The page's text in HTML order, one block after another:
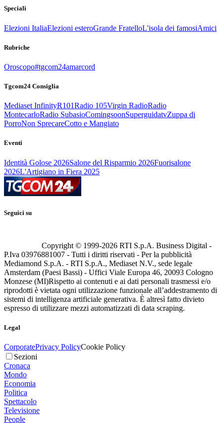
Speciali
Elezioni ItaliaElezioni esteroGrande FratelloL'isola dei famosiAmici
Rubriche
Oroscopo#tgcom24amarcord
Tgcom24 Consiglia
Mediaset InfinityR101Radio 105Virgin RadioRadio
MontecarloRadio SubasioComingsoonSuperguidatvZuppa di
PorroNon SprecareCotto e Mangiato
Eventi
Identità Golose 2026Salone del Risparmio 2026Fuorisalone
2026L'Artigiano in Fiera 2025
Seguici su
Copyright © 1999-2026 RTI S.p.A. Business Digital -
P.Iva 03976881007 - Tutti i diritti riservati - Per la pubblicità
Mediamond S.p.A. - RTI S.p.A., Mediaset N.V., sede legale
Amsterdam (Paesi Bassi) - Uffici Viale Europa 46, 20093 Cologno
Monzese (MI)Rispetto ai contenuti e ai dati personali trasmessi e/o
riprodotti è vietata ogni utilizzazione funzionale all’addestramento di
sistemi di intelligenza artificiale generativa. È altresì fatto divieto
espresso di utilizzare mezzi automatizzati di data scraping.
Legal
CorporatePrivacy PolicyCookie Policy
Sezioni
Cronaca
Mondo
Economia
Politica
Spettacolo
Televisione
People